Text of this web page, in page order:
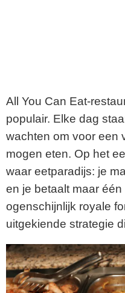
All You Can Eat-
populair. Elke dag
wachten om voor een
mogen eten. Op het
waar eetparadijs: je
en je betaalt maar
ogenschijnlijk royale
uitgekiende strategie